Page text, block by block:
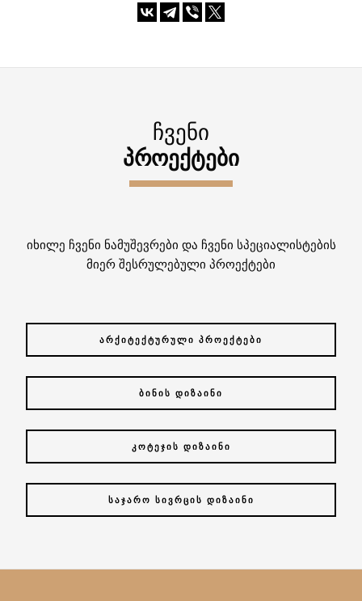
ᲩᲕᲔᲜᲘ
ᲞᲠᲝᲔᲥᲢᲔᲑᲘ
იხილე ჩვენი ნამუშევრები და ჩვენი სპეციალისტების
მიერ შესრულებული პროექტები
ᲐᲠᲥᲘᲢᲔᲥᲢᲣᲠᲣᲚᲘ ᲞᲠᲝᲔᲥᲢᲔᲑᲘ
ᲑᲘᲜᲘᲡ ᲓᲘᲖᲐᲘᲜᲘ
ᲙᲝᲢᲔᲯᲘᲡ ᲓᲘᲖᲐᲘᲜᲘ
ᲡᲐᲯᲐᲠᲝ ᲡᲘᲕᲠᲪᲘᲡ ᲓᲘᲖᲐᲘᲜᲘ